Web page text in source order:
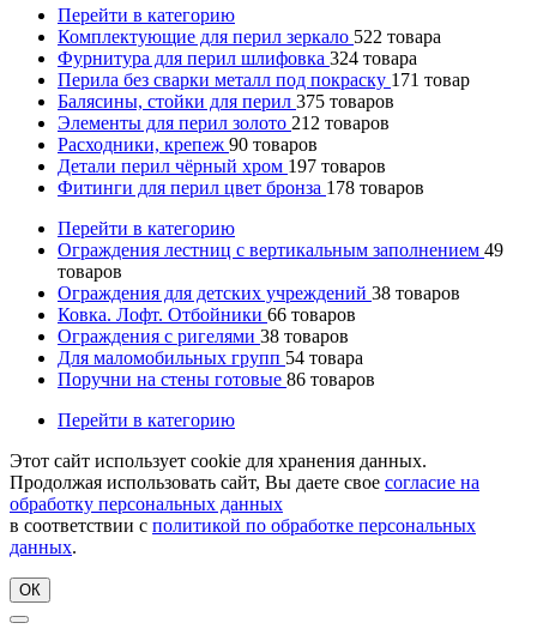
Перейти в категорию
Комплектующие для перил зеркало 522 товара
Фурнитура для перил шлифовка 324 товара
Перила без сварки металл под покраску 171 товар
Балясины, стойки для перил 375 товаров
Элементы для перил золото 212 товаров
Расходники, крепеж 90 товаров
Детали перил чёрный хром 197 товаров
Фитинги для перил цвет бронза 178 товаров
Перейти в категорию
Ограждения лестниц с вертикальным заполнением 49
товаров
Ограждения для детских учреждений 38 товаров
Ковка. Лофт. Отбойники 66 товаров
Ограждения с ригелями 38 товаров
Для маломобильных групп 54 товара
Поручни на стены готовые 86 товаров
Перейти в категорию
Этот сайт использует cookie для хранения данных.
Продолжая использовать сайт, Вы даете свое согласие на
обработку персональных данных
в соответствии с политикой по обработке персональных
данных.
ОК